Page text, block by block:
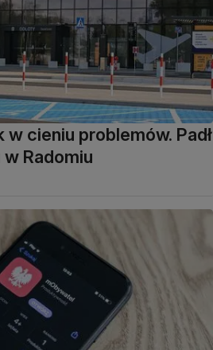
cieniu problemów. Padł
Radomiu